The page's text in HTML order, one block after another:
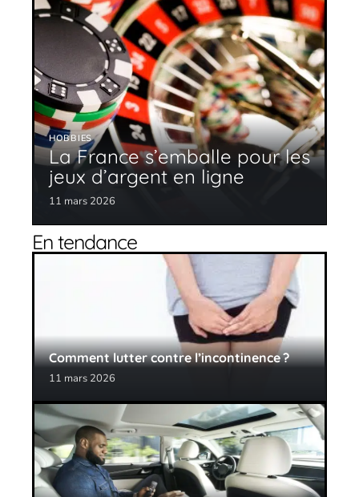
HOBBIES
La France s’emballe pour les
jeux d’argent en ligne
11 mars 2026
En tendance
Comment lutter contre l’incontinence ?
11 mars 2026